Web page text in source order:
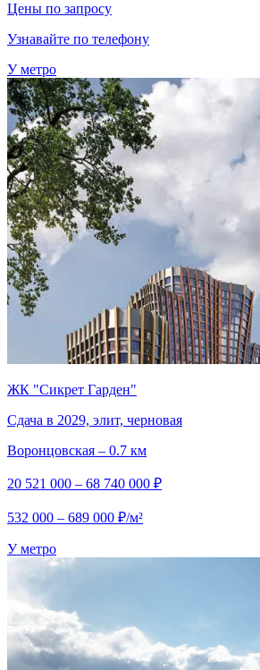
Цены по запросу
Узнавайте по телефону
У метро
ЖК "Сикрет Гарден"
Сдача в 2029, элит, черновая
Воронцовская – 0.7 км
20 521 000 – 68 740 000 ₽
532 000 – 689 000 ₽/м²
У метро